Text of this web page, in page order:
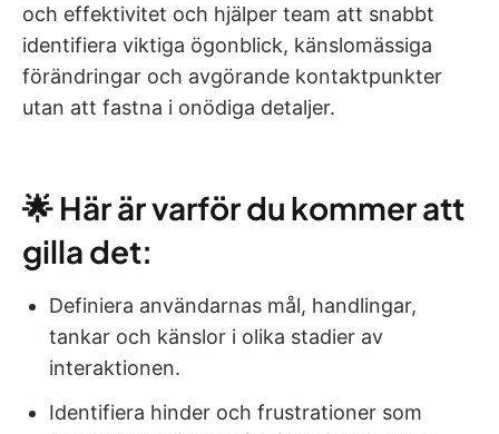
och effektivitet och hjälper team att snabbt
identifiera viktiga ögonblick, känslomässiga
förändringar och avgörande kontaktpunkter
utan att fastna i onödiga detaljer.
🌟 Här är varför du kommer att
gilla det:
Definiera användarnas mål, handlingar,
tankar och känslor i olika stadier av
interaktionen.
Identifiera hinder och frustrationer som